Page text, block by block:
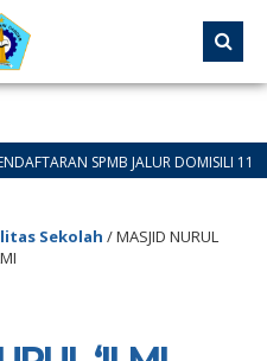
SPMB JALUR DOMISILI 11 JUNI
Sekolah /MASJID NURUL